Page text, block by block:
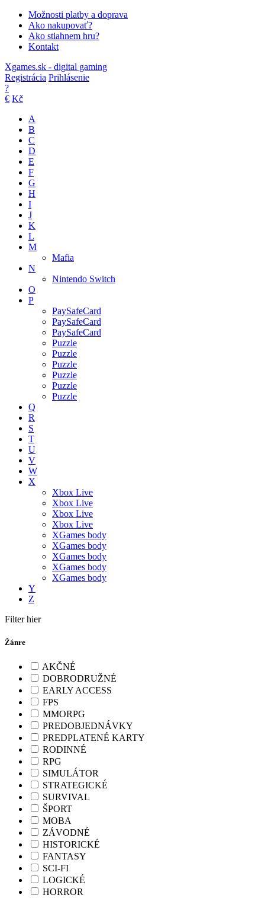
Možnosti platby a doprava
Ako nakupovať?
Ako stiahnem hru?
Kontakt
Xgames.sk - digital gaming
Registrácia Prihlásenie
?
€ Kč
A
B
C
D
E
F
G
H
I
J
K
L
M
Mafia
N
Nintendo Switch
O
P
PaySafeCard
PaySafeCard
PaySafeCard
Puzzle
Puzzle
Puzzle
Puzzle
Puzzle
Puzzle
Q
R
S
T
U
V
W
X
Xbox Live
Xbox Live
Xbox Live
Xbox Live
XGames body
XGames body
XGames body
XGames body
XGames body
Y
Z
Filter hier
Žánre
AKČNÉ
DOBRODRUŽNÉ
EARLY ACCESS
FPS
MMORPG
PREDOBJEDNÁVKY
PREDPLATENÉ KARTY
RODINNÉ
RPG
SIMULÁTOR
STRATEGICKÉ
SURVIVAL
ŠPORT
MOBA
ZÁVODNÉ
HISTORICKÉ
FANTASY
SCI-FI
LOGICKÉ
HORROR